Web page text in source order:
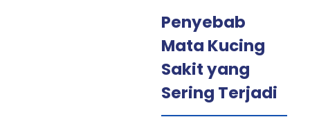
Penyebab
Mata Kucing
Sakit yang
Sering Terjadi